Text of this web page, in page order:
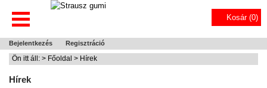
Kosár (0)
Bejelentkezés Regisztráció
Ön itt áll: > Főoldal > Hírek
Hírek